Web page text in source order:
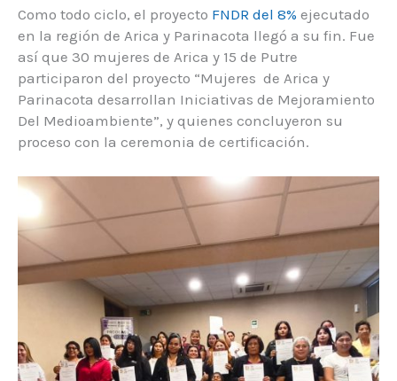
Como todo ciclo, el proyecto FNDR del 8% ejecutado
en la región de Arica y Parinacota llegó a su fin. Fue
así que 30 mujeres de Arica y 15 de Putre
participaron del proyecto “Mujeres de Arica y
Parinacota desarrollan Iniciativas de Mejoramiento
Del Medioambiente”, y quienes concluyeron su
proceso con la ceremonia de certificación.